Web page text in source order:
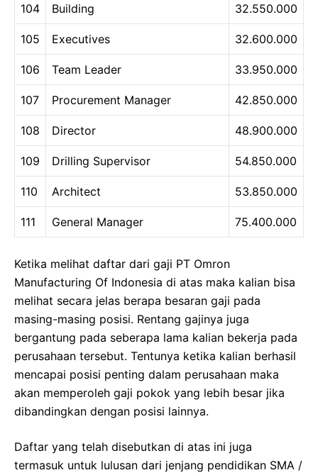
104 Building 32.550.000
105 Executives 32.600.000
106 Team Leader 33.950.000
107 Procurement Manager 42.850.000
108 Director 48.900.000
109 Drilling Supervisor 54.850.000
110 Architect 53.850.000
111 General Manager 75.400.000
Ketika melihat daftar dari gaji PT Omron
Manufacturing Of Indonesia di atas maka kalian bisa
melihat secara jelas berapa besaran gaji pada
masing-masing posisi. Rentang gajinya juga
bergantung pada seberapa lama kalian bekerja pada
perusahaan tersebut. Tentunya ketika kalian berhasil
mencapai posisi penting dalam perusahaan maka
akan memperoleh gaji pokok yang lebih besar jika
dibandingkan dengan posisi lainnya.
Daftar yang telah disebutkan di atas ini juga
termasuk untuk lulusan dari jenjang pendidikan SMA /